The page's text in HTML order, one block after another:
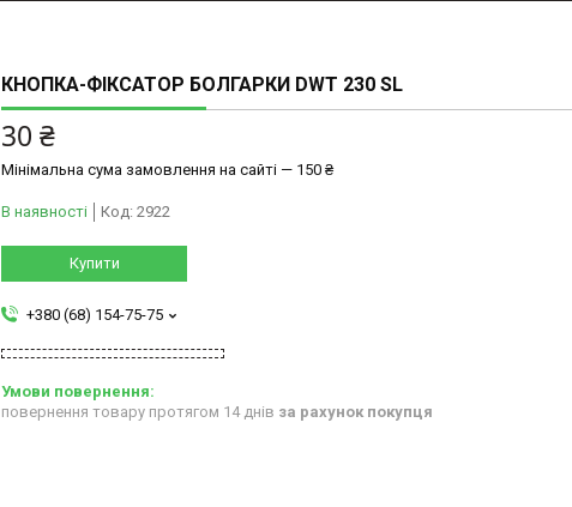
КНОПКА-ФІКСАТОР БОЛГАРКИ DWT 230 SL
30 ₴
Мінімальна сума замовлення на сайті — 150 ₴
В наявності Код: 2922
Купити
+380 (68) 154-75-75
повернення товару протягом 14 днів за рахунок покупця